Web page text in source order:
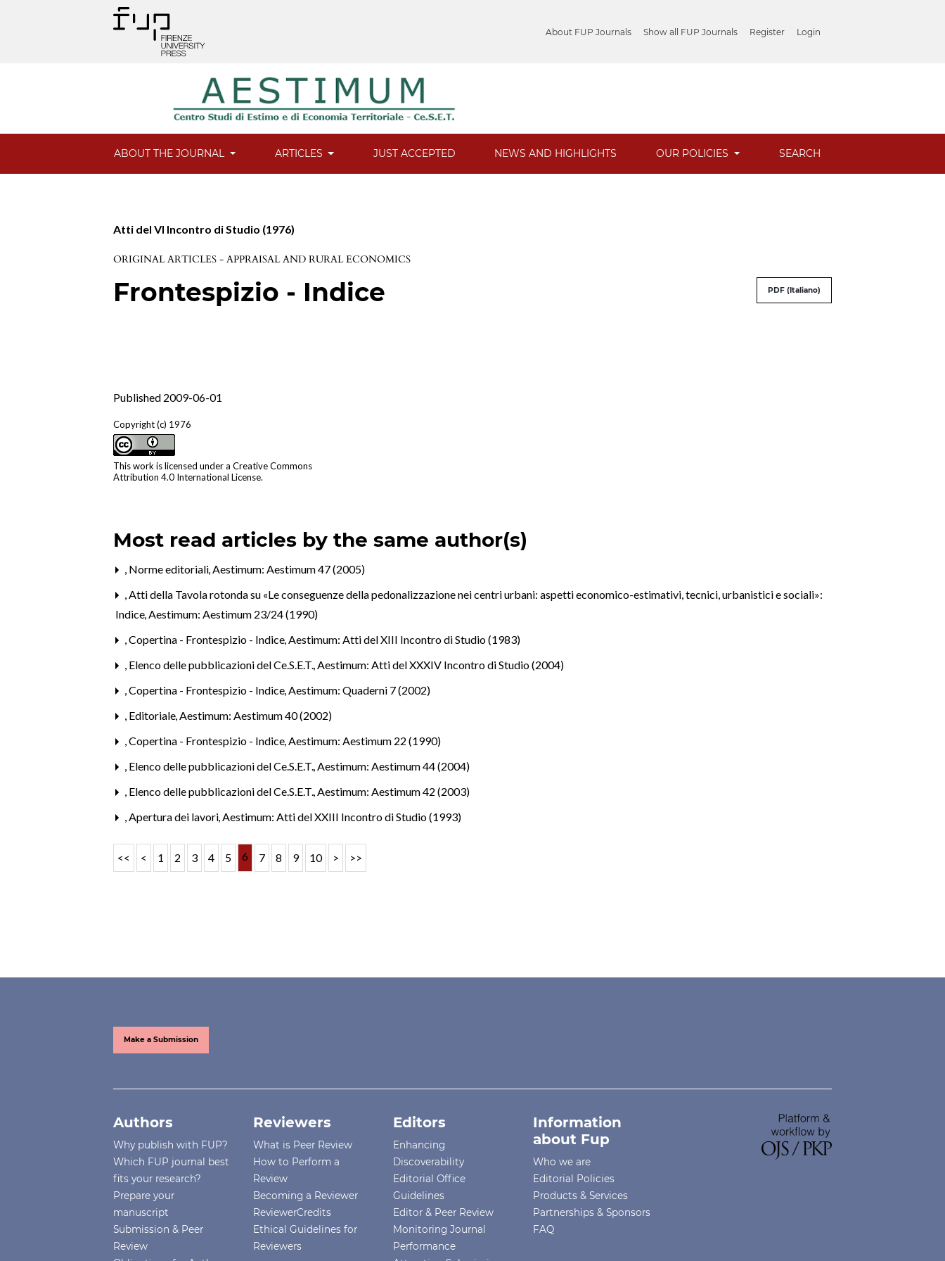
About FUP Journals Show all FUP Journals Register Login
ABOUT THE JOURNAL ARTICLES JUST ACCEPTED NEWS AND HIGHLIGHTS OUR POLICIES SEARCH
Atti del VI Incontro di Studio (1976)
ORIGINAL ARTICLES - APPRAISAL AND RURAL ECONOMICS
Frontespizio - Indice PDF (Italiano)
Published 2009-06-01
Copyright (c) 1976
This work is licensed under aCreative Commons
Attribution 4.0 International License.
Most read articles by the same author(s)
, Norme editoriali,Aestimum: Aestimum 47 (2005)
,Atti della Tavola rotonda su «Le conseguenze della pedonalizzazione nei centri urbani: aspetti economico-estimativi, tecnici, urbanistici e sociali»:
Indice,Aestimum: Aestimum 23/24 (1990)
,Copertina - Frontespizio - Indice,Aestimum: Atti del XIII Incontro di Studio (1983)
, Elenco delle pubblicazioni del Ce.S.E.T.,Aestimum: Atti del XXXIV Incontro di Studio (2004)
,Copertina - Frontespizio - Indice,Aestimum: Quaderni 7 (2002)
, Editoriale,Aestimum: Aestimum 40 (2002)
,Copertina - Frontespizio - Indice,Aestimum: Aestimum 22 (1990)
, Elenco delle pubblicazioni del Ce.S.E.T.,Aestimum: Aestimum 44 (2004)
, Elenco delle pubblicazioni del Ce.S.E.T.,Aestimum: Aestimum 42 (2003)
,Apertura dei lavori,Aestimum: Atti del XXIII Incontro di Studio (1993)
<< < 1 2 3 4 5 6 7 8 9 10 > >>
Make a Submission
Authors
Why publish with FUP?
Which FUP journal best
fits your research?
Prepare your
manuscript
Submission & Peer
Review
Reviewers
What is Peer Review
How to Perform a
Review
Becoming a Reviewer
ReviewerCredits
Ethical Guidelines for
Reviewers
Editors
Enhancing
Discoverability
Editorial Office
Guidelines
Editor & Peer Review
Monitoring Journal
Performance
Information
about Fup
Who we are
Editorial Policies
Products & Services
Partnerships & Sponsors
FAQ